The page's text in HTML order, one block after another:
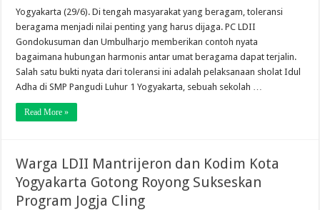
Yogyakarta (29/6). Di tengah masyarakat yang beragam, toleransi
beragama menjadi nilai penting yang harus dijaga. PC LDII
Gondokusuman dan Umbulharjo memberikan contoh nyata
bagaimana hubungan harmonis antar umat beragama dapat terjalin.
Salah satu bukti nyata dari toleransi ini adalah pelaksanaan sholat Idul
Adha di SMP Pangudi Luhur 1 Yogyakarta, sebuah sekolah …
Read More »
Warga LDII Mantrijeron dan Kodim Kota
Yogyakarta Gotong Royong Sukseskan
Program Jogja Cling